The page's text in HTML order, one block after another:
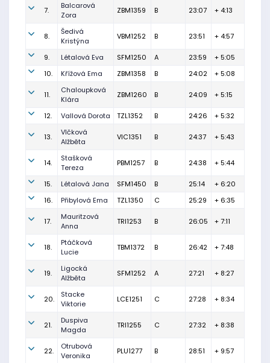
7.
Balcarová
Zora
ZBM1359 B 23:07 + 4:13
8.
Šedivá
Kristýna
VBM1252 B 23:51 + 4:57
9. Létalová Eva SFM1250 A 23:59
+ 5:05
10.
Křížová Ema ZBM1358 B 24:02 + 5:08
11.
Chaloupková
Klára
ZBM1260 B 24:09 + 5:15
12. Vallová Dorota TZL1352 B 24:26 + 5:32
13.
Vlčková
Alžběta
VIC1351 B 24:37 + 5:43
14.
Stašková
Tereza
PBM1257 B 24:38 + 5:44
15. Létalová Jana SFM1450 B 25:14
+ 6:20
16.
Přibylová Ema TZL1350 C 25:29 + 6:35
17.
Mauritzová
Anna
TRI1253 B 26:05 + 7:11
18.
Ptáčková
Lucie
TBM1372 B 26:42 + 7:48
19.
Ligocká
Alžběta
SFM1252 A 27:21 + 8:27
20.
Stacke
Viktorie
LCE1251 C 27:28 + 8:34
21.
Duspiva
Magda
TRI1255 C 27:32 + 8:38
22.
Otrubová
Veronika
PLU1277 B 28:51 + 9:57